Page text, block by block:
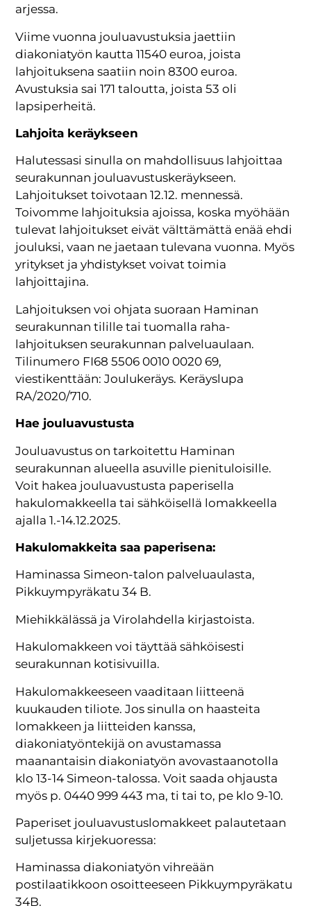
arjessa.
Viime vuonna jouluavustuksia jaettiin
diakoniatyön kautta 11540 euroa, joista
lahjoituksena saatiin noin 8300 euroa.
Avustuksia sai 171 taloutta, joista 53 oli
lapsiperheitä.
Lahjoita keräykseen
Halutessasi sinulla on mahdollisuus lahjoittaa
seurakunnan jouluavustuskeräykseen.
Lahjoitukset toivotaan 12.12. mennessä.
Toivomme lahjoituksia ajoissa, koska myöhään
tulevat lahjoitukset eivät välttämättä enää ehdi
jouluksi, vaan ne jaetaan tulevana vuonna. Myös
yritykset ja yhdistykset voivat toimia
lahjoittajina.
Lahjoituksen voi ohjata suoraan Haminan
seurakunnan tilille tai tuomalla raha-
lahjoituksen seurakunnan palveluaulaan.
Tilinumero FI68 5506 0010 0020 69,
viestikenttään: Joulukeräys. Keräyslupa
RA/2020/710.
Hae jouluavustusta
Jouluavustus on tarkoitettu Haminan
seurakunnan alueella asuville pienituloisille.
Voit hakea jouluavustusta paperisella
hakulomakkeella tai sähköisellä lomakkeella
ajalla 1.-14.12.2025.
Hakulomakkeita saa paperisena:
Haminassa Simeon-talon palveluaulasta,
Pikkuympyräkatu 34 B.
Miehikkälässä ja Virolahdella kirjastoista.
Hakulomakkeen voi täyttää sähköisesti
seurakunnan kotisivuilla.
Hakulomakkeeseen vaaditaan liitteenä
kuukauden tiliote. Jos sinulla on haasteita
lomakkeen ja liitteiden kanssa,
diakoniatyöntekijä on avustamassa
maanantaisin diakoniatyön avovastaanotolla
klo 13-14 Simeon-talossa. Voit saada ohjausta
myös p. 0440 999 443 ma, ti tai to, pe klo 9-10.
Paperiset jouluavustuslomakkeet palautetaan
suljetussa kirjekuoressa:
Haminassa diakoniatyön vihreään
postilaatikkoon osoitteeseen Pikkuympyräkatu
34B.